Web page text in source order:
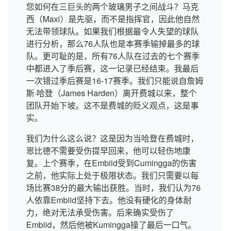
您如何在三巨头的两个玻璃男子之间战斗？马克
西（Maxi）是先驱，而不是指挥官，因此他自然
无法带领球队。如果我们根据最令人失望的球队
进行分析，那么76人队也是本赛季输掉最多的球
队。更可耻的是，所有76人队在过去的七个赛季
中都进入了季后赛，这一记录已经结束。我最后
一次错过季后赛是16-17赛季。我们只能说自詹姆
斯·哈登（James Harden）离开费城以来，整个
团队开始下坡。这不是费城的贬义观点，这是事
实。
我们为什么这么说？这是因为当哈登在费城时，
恩比德不需要受伤提早回来，他可以轻伤地康
复。上个赛季，在Embiid受到Cumingga的伤害
之前，他实际上处于极限状态。我们只需要以每
场比赛38分的最大输出获胜。当时，我们认为76
人依靠Embiid坚持下去。他没有硬化的身体耐
力，绝对无法承受伤害。后来确实受伤了
Embiid，然后他被Kumingga操了最后一口气。